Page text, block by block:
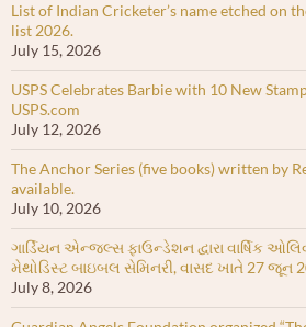
List of Indian Cricketer’s name etched on
list 2026.
July 15, 2026
USPS Celebrates Barbie with 10 New
USPS.com
July 12, 2026
The Anchor Series (five books) written by
available.
July 10, 2026
ગાર્ડિયન એન્જલ્સ ફાઉન્ડેશન દ્વારા વાર્ષિક
મેથોડિસ્ટ બાઇબલ સેમિનરી, વાસદ ખાતે 27 જૂન
July 8, 2026